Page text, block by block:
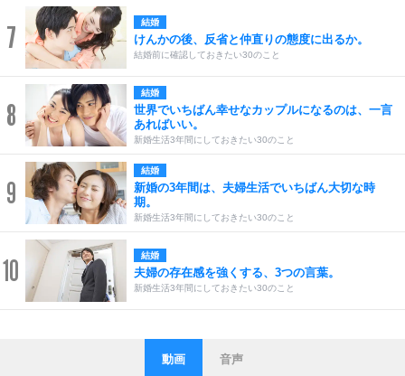
7 結婚
けんかの後、反省と仲直りの態度に出るか。
結婚前に確認しておきたい30のこと
8
結婚
世界でいちばん幸せなカップルになるのは、一言
あればいい。
新婚生活3年間にしておきたい30のこと
9
結婚
新婚の3年間は、夫婦生活でいちばん大切な時
期。
新婚生活3年間にしておきたい30のこと
10 結婚
夫婦の存在感を強くする、3つの言葉。
新婚生活3年間にしておきたい30のこと
ストレス対策
動画 音声